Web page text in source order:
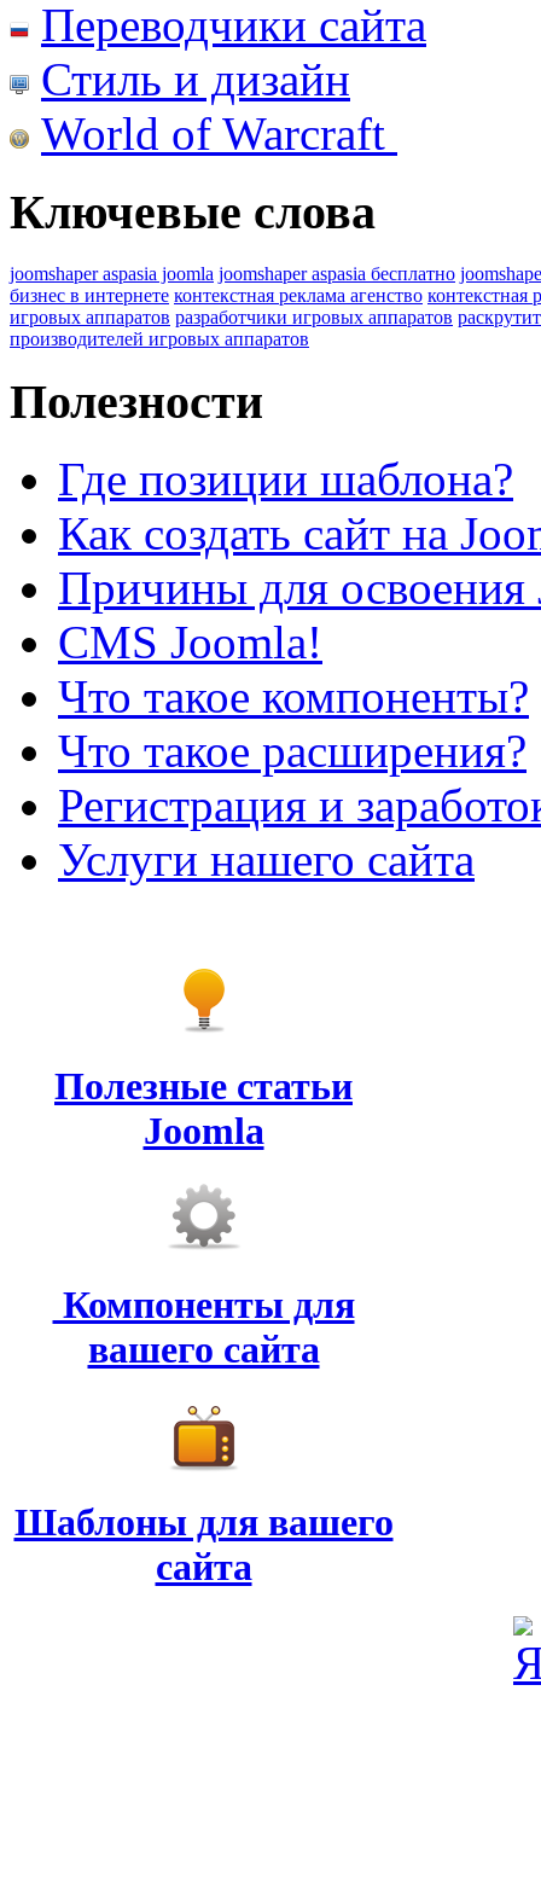
Переводчики сайта
Стиль и дизайн
World of Warcraft
Ключевые слова
joomshaper aspasia joomla joomshaper aspasia бесплатно
бизнес в интернете контекстная реклама агенство контекстная
игровых аппаратов разработчики игровых аппаратов
производителей игровых аппаратов
Полезности
Где позиции шаблона?
Как создать сайт на
Причины для освоения
CMS Joomla!
Что такое компоненты?
Что такое расширения?
Регистрация и
Услуги нашего сайта
Полезные статьи
Joomla
Компоненты для
вашего сайта
Шаблоны для вашего
сайта